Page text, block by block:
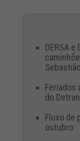
DERSA
Feriados
do
Fluxo de
outubro